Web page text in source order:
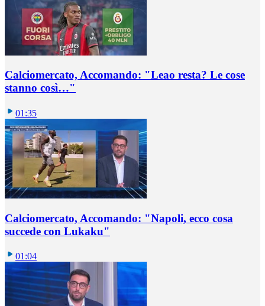
Calciomercato, Accomando: "Leao resta? Le cose
stanno così…"
01:35
Calciomercato, Accomando: "Napoli, ecco cosa
succede con Lukaku"
01:04